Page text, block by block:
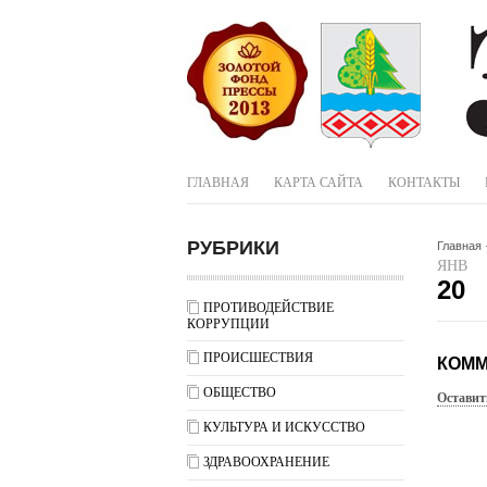
ГЛАВНАЯ КАРТА САЙТА КОНТАКТЫ
РУБРИКИ
ПРОТИВОДЕЙСТВИЕ
КОРРУПЦИИ
ПРОИСШЕСТВИЯ
ОБЩЕСТВО
КУЛЬТУРА И ИСКУССТВО
ЗДРАВООХРАНЕНИЕ
Главная
ЯНВ
20